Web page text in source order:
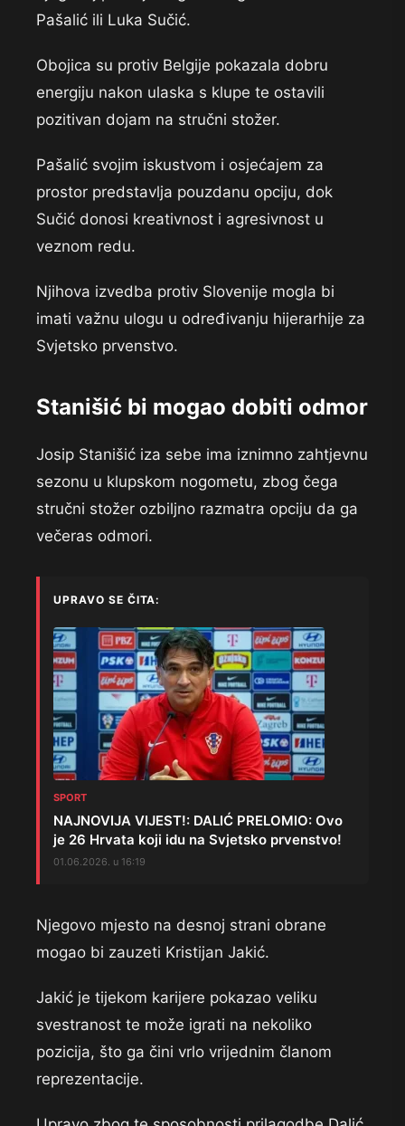
Pašalić ili Luka Sučić.
Obojica su protiv Belgije pokazala dobru
energiju nakon ulaska s klupe te ostavili
pozitivan dojam na stručni stožer.
Pašalić svojim iskustvom i osjećajem za
prostor predstavlja pouzdanu opciju, dok
Sučić donosi kreativnost i agresivnost u
veznom redu.
Njihova izvedba protiv Slovenije mogla bi
imati važnu ulogu u određivanju hijerarhije za
Svjetsko prvenstvo.
Stanišić bi mogao dobiti odmor
Josip Stanišić iza sebe ima iznimno zahtjevnu
sezonu u klupskom nogometu, zbog čega
stručni stožer ozbiljno razmatra opciju da ga
večeras odmori.
UPRAVO SE ČITA:
SPORT
NAJNOVIJA VIJEST!: DALIĆ PRELOMIO: Ovo
je 26 Hrvata koji idu na Svjetsko prvenstvo!
01.06.2026. u 16:19
Njegovo mjesto na desnoj strani obrane
mogao bi zauzeti Kristijan Jakić.
Jakić je tijekom karijere pokazao veliku
svestranost te može igrati na nekoliko
pozicija, što ga čini vrlo vrijednim članom
reprezentacije.